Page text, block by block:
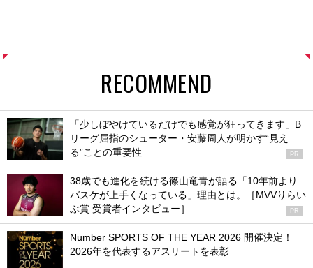
RECOMMEND
「少しぼやけているだけでも感覚が狂ってきます」B
リーグ屈指のシューター・安藤周人が明かす“見え
る”ことの重要性
PR
38歳でも進化を続ける篠山竜青が語る「10年前より
バスケが上手くなっている」理由とは。［MVVりらい
ぶ賞 受賞者インタビュー］
PR
Number SPORTS OF THE YEAR 2026 開催決定！
2026年を代表するアスリートを表彰